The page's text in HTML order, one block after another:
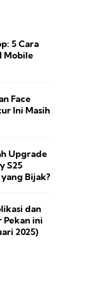
5 Cara
Mobile
Face
Ini Masih
Upgrade
S25
Bijak?
dan
ini
2025)